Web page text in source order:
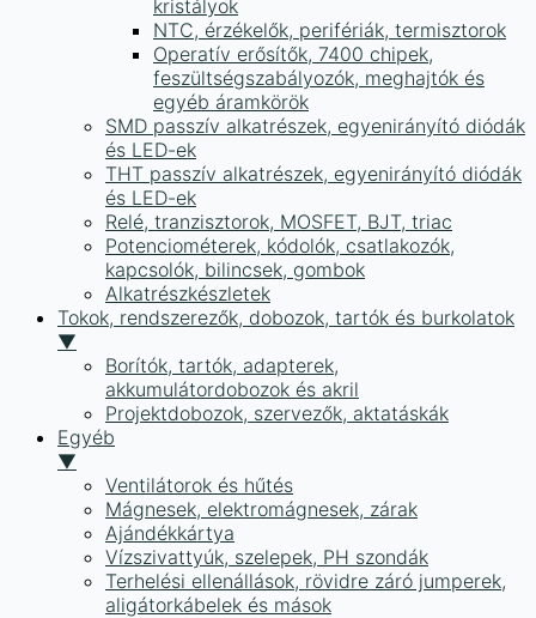
kristályok
NTC, érzékelők, perifériák, termisztorok
Operatív erősítők, 7400 chipek,
feszültségszabályozók, meghajtók és
egyéb áramkörök
SMD passzív alkatrészek, egyenirányító diódák
és LED-ek
THT passzív alkatrészek, egyenirányító diódák
és LED-ek
Relé, tranzisztorok, MOSFET, BJT, triac
Potenciométerek, kódolók, csatlakozók,
kapcsolók, bilincsek, gombok
Alkatrészkészletek
Tokok, rendszerezők, dobozok, tartók és burkolatok
▼
Borítók, tartók, adapterek,
akkumulátordobozok és akril
Projektdobozok, szervezők, aktatáskák
Egyéb
▼
Ventilátorok és hűtés
Mágnesek, elektromágnesek, zárak
Ajándékkártya
Vízszivattyúk, szelepek, PH szondák
Terhelési ellenállások, rövidre záró jumperek,
aligátorkábelek és mások